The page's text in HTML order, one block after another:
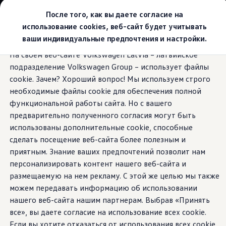
После того, как вы даете согласие на
использование cookies, веб-сайт будет учитывать
ваши индивидуальные предпочтения и настройки.
На своем веб-сайте Volkswagen Latvia – латвийское
подразделение Volkswagen Group – использует файлы
cookie. Зачем? Хороший вопрос! Мы используем строго
необходимые файлы cookie для обеспечения полной
функциональной работы сайта. Но с вашего
предварительно полученного согласия могут быть
использованы дополнительные cookie, способные
сделать посещение веб-сайта более полезным и
приятным. Знание ваших предпочтений позволит нам
персонализировать контент нашего веб-сайта и
размещаемую на нем рекламу. С этой же целью мы также
можем передавать информацию об использовании
нашего веб-сайта нашим партнерам. Выбрав «Принять
все», вы даете согласие на использование всех cookie.
Если вы хотите отказаться от использования всех cookie,
основному
содержанию
нижнему
колонтитулу
Выбери свой Volkswagen
Модельный ряд
Новый ID.Cross
Открой для себя семейство внедорожников
Предложения и услуги
Юбилейное предложение
Автомобильный онлайн-магазин Volkswagen
Обмен автомобилей
Лизинг Volkswagen
Гарантия
Бесплатная регистрация для вашего нового
Взаимодействие в сети простыми словами
VW Connect
Активация
Все службы
VW Connect для Вашего ID.
Обновления (Upgrades)
Car-Net
App-Connect
Fleet Interface Data
O Volkswagen
Получи больше
Владельцы и услуги
Кресло i-SIZE Trifix, дети в возрасте от 15
до 48 месяцев/рост 76–105 см/вес 18 кг,
в соответствии со стандартом R129/CCC